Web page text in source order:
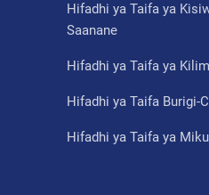
Hifadhi ya Taifa ya
Saanane
Hifadhi ya Taifa ya
Hifadhi ya Taifa Burigi-
Hifadhi ya Taifa ya